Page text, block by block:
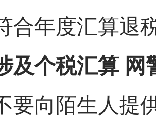
年度汇算退税
及个税汇算 网
向陌生人提供